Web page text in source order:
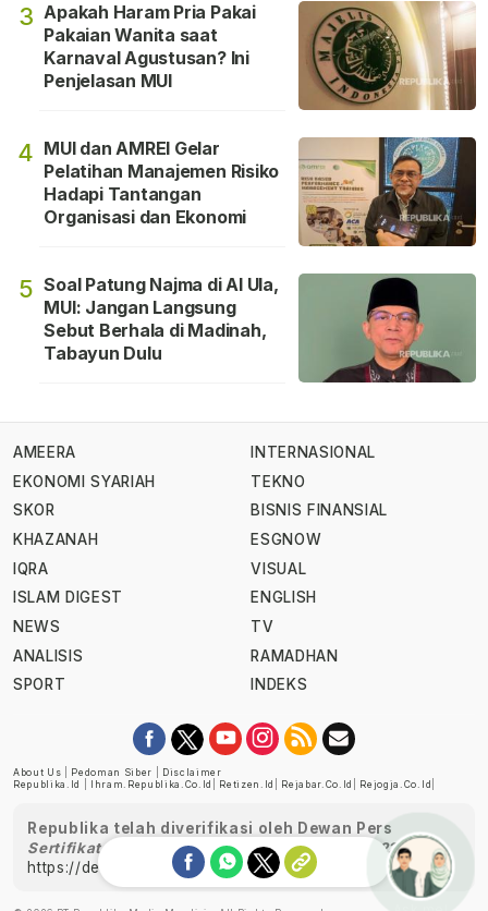
3 Apakah Haram Pria Pakai
Pakaian Wanita saat
Karnaval Agustusan? Ini
Penjelasan MUI
4 MUI dan AMREI Gelar
Pelatihan Manajemen Risiko
Hadapi Tantangan
Organisasi dan Ekonomi
5 Soal Patung Najma di Al Ula,
MUI: Jangan Langsung
Sebut Berhala di Madinah,
Tabayun Dulu
AMEERA
EKONOMI SYARIAH
SKOR
KHAZANAH
IQRA
ISLAM DIGEST
NEWS
ANALISIS
SPORT
INTERNASIONAL
TEKNO
BISNIS FINANSIAL
ESGNOW
VISUAL
ENGLISH
TV
RAMADHAN
INDEKS
About Us Pedoman Siber
Disclaimer
Republika.id
Ihram.republika.co.id Retizen.id Rejabar.co.id Rejogja.co.id
Republika telah diverifikasi oleh Dewan Pers
Sertifikat Nomor 1058/DP-Verifikasi/K/XII/2022
https://dewanpers.or.id/data/perusahaanpers